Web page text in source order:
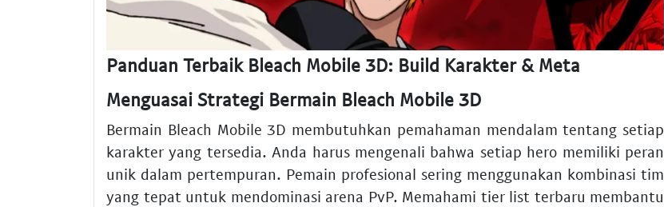
Panduan Terbaik Bleach Mobile 3D: Build Karakter & Meta
Menguasai Strategi Bermain Bleach Mobile 3D
Bermain Bleach Mobile 3D membutuhkan pemahaman mendalam tentang setiap
karakter yang tersedia. Anda harus mengenali bahwa setiap hero memiliki peran
unik dalam pertempuran. Pemain profesional sering menggunakan kombinasi tim
yang tepat untuk mendominasi arena PvP. Memahami tier list terbaru membantu